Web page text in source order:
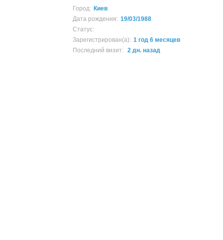
Город: Киев
Дата рождения: 19/03/1988
Статус:
Зарегистрирован(а): 1 год 6 месяцев
Последний визит:
2 дн. назад